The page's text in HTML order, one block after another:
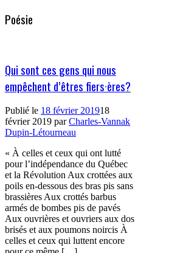
Poésie
Qui sont ces gens qui nous
empêchent d’êtres fiers·ères?
Publié le 18 février 201918
février 2019 parCharles-Vannak
Dupin-Létourneau
« À celles et ceux qui ont lutté
pour l’indépendance du Québec
et la Révolution Aux crottées aux
poils en-dessous des bras pis sans
brassières Aux crottés barbus
armés de bombes pis de pavés
Aux ouvrières et ouvriers aux dos
brisés et aux poumons noircis À
celles et ceux qui luttent encore